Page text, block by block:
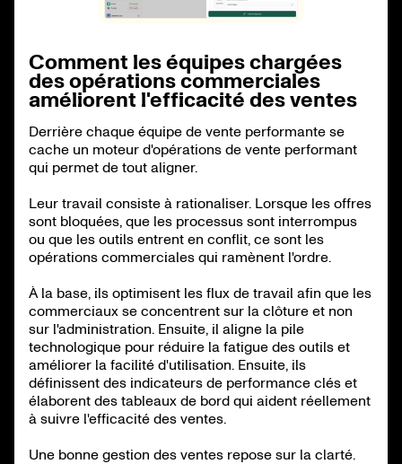
Comment les équipes chargées
des opérations commerciales
améliorent l'efficacité des ventes
Derrière chaque équipe de vente performante se
cache un moteur d'opérations de vente performant
qui permet de tout aligner.
Leur travail consiste à rationaliser. Lorsque les offres
sont bloquées, que les processus sont interrompus
ou que les outils entrent en conflit, ce sont les
opérations commerciales qui ramènent l'ordre.
À la base, ils optimisent les flux de travail afin que les
commerciaux se concentrent sur la clôture et non
sur l'administration. Ensuite, il aligne la pile
technologique pour réduire la fatigue des outils et
améliorer la facilité d'utilisation. Ensuite, ils
définissent des indicateurs de performance clés et
élaborent des tableaux de bord qui aident réellement
à suivre l'efficacité des ventes.
Une bonne gestion des ventes repose sur la clarté.